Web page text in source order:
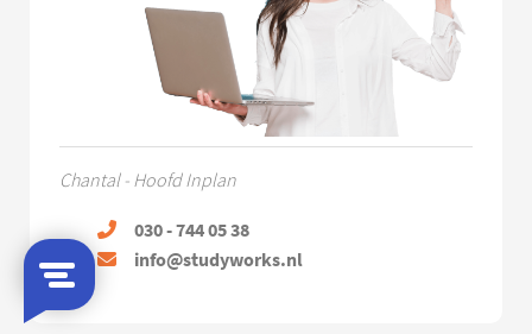
Chantal - Hoofd Inplan
030 - 744 05 38
info@studyworks.nl